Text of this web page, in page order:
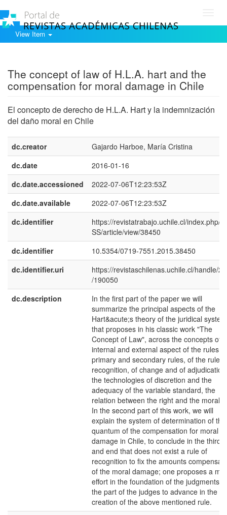
View Item
The concept of law of H.L.A. hart and the
compensation for moral damage in Chile
El concepto de derecho de H.L.A. Hart y la indemnización
del daño moral en Chile
dc.creator
Gajardo Harboe, María Cristina
dc.date
2016-01-16
dc.date.accessioned
2022-07-06T12:23:53Z
dc.date.available
2022-07-06T12:23:53Z
dc.identifier
https://revistatrabajo.uchile.cl/index.php/
SS/article/view/38450
dc.identifier
10.5354/0719-7551.2015.38450
dc.identifier.uri
https://revistaschilenas.uchile.cl/handle/
/190050
dc.description
In the first part of the paper we will
summarize the principal aspects of the
Hart&acute;s theory of the juridical system
that proposes in his classic work "The
Concept of Law", across the concepts of
internal and external aspect of the rules,
primary and secondary rules, of the rules
recognition, of change and of
the technologies of discretion and the
adequacy of the variable standard, the
relation between the right and the
In the second part of this work, we will
explain the system of determination of the
quantum of the compensation for moral
damage in Chile, to conclude in the third
and end that does not exist a rule of
recognition to fix the amounts
of the moral damage; one proposes a
effort in the foundation of the judgments
the part of the judges to advance in the
creation of the above mentioned rule.